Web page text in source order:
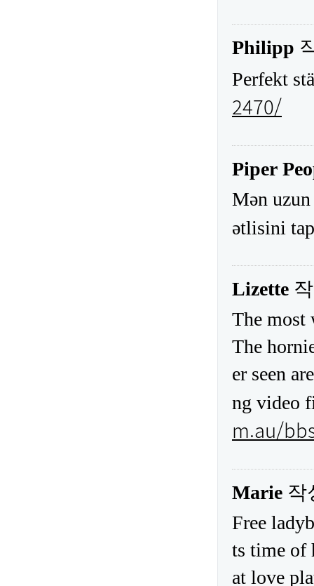
Philipp
Perfekt
2470/
Piper
Mən
ətlisini
Lizette
The most
The
er seen
ng video
m.au/
Marie 작
Free
ts time of
at love